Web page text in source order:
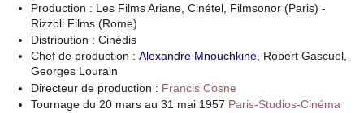
Production : Les Films Ariane, Cinétel, Filmsonor (Paris) -
Rizzoli Films (Rome)
Distribution : Cinédis
Chef de production : Alexandre Mnouchkine, Robert Gascuel,
Georges Lourain
Directeur de production : Francis Cosne
Tournage du 20 mars au 31 mai 1957 Paris-Studios-Cinéma